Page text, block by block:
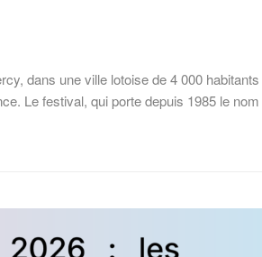
dans une ville lotoise de 4 000
Le festival, qui porte depuis 1985 le